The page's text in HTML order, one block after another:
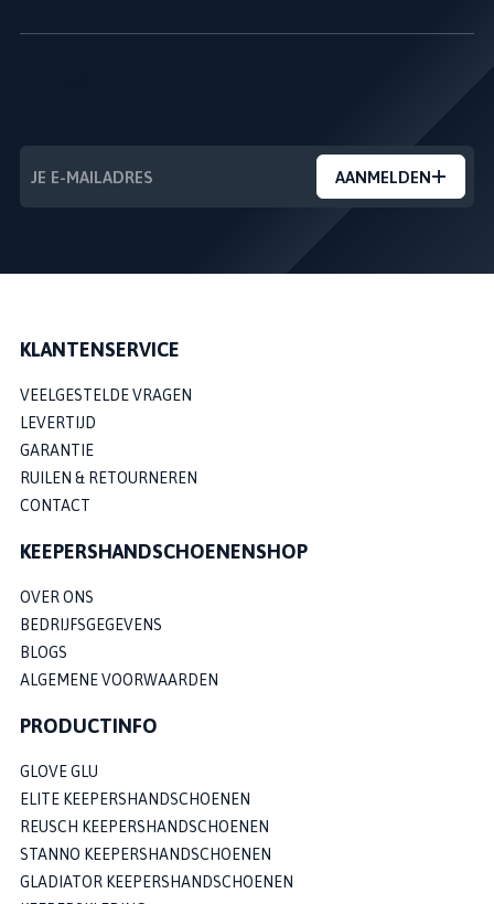
AANMELDEN
KLANTENSERVICE
VEELGESTELDE VRAGEN
LEVERTIJD
GARANTIE
RUILEN & RETOURNEREN
CONTACT
KEEPERSHANDSCHOENENSHOP
OVER ONS
BEDRIJFSGEGEVENS
BLOGS
ALGEMENE VOORWAARDEN
PRODUCTINFO
GLOVE GLU
ELITE KEEPERSHANDSCHOENEN
REUSCH KEEPERSHANDSCHOENEN
STANNO KEEPERSHANDSCHOENEN
GLADIATOR KEEPERSHANDSCHOENEN